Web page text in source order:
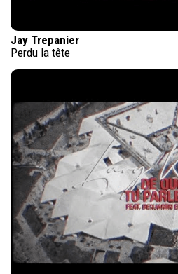
Jay Trepanier
Perdu la tête